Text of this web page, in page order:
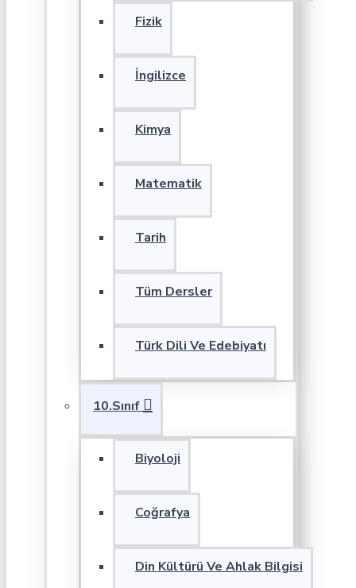
Fizik
İngilizce
Kimya
Matematik
Tarih
Tüm Dersler
Türk Dili Ve Edebiyatı
10.Sınıf
Biyoloji
Coğrafya
Din Kültürü Ve Ahlak Bilgisi